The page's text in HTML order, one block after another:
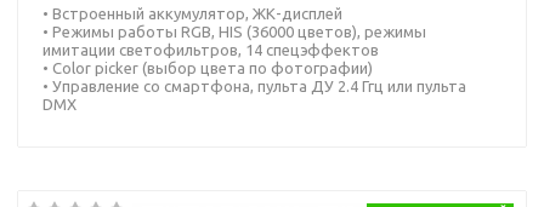
• Встроенный аккумулятор, ЖК-дисплей
• Режимы работы RGB, HIS (36000 цветов), режимы
имитации светофильтров, 14 спецэффектов
• Color picker (выбор цвета по фотографии)
• Управление со смартфона, пульта ДУ 2.4 Ггц или пульта
DMX